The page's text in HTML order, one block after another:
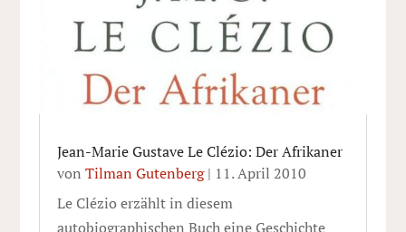
Jean-Marie Gustave Le Clézio: Der Afrikaner
von Tilman Gutenberg| 11. April 2010
Le Clézio erzählt in diesem
autobiographischen Buch eine Geschichte